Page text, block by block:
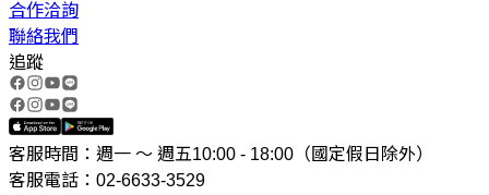
合作洽詢
聯絡我們
追蹤
客服時間：週一 ～ 週五10:00 - 18:00（國定假日除外）
客服電話：02-6633-3529